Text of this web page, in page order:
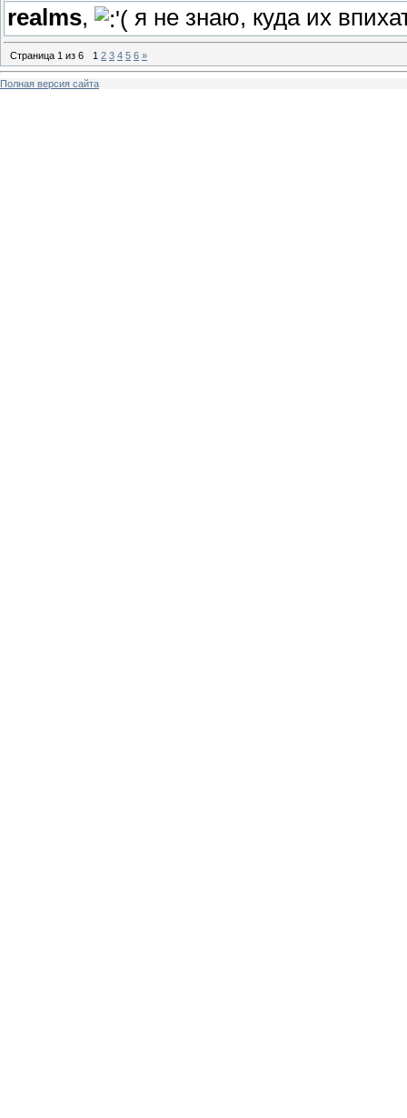
realms, я не знаю, куда их
Страница 1 из 6 1 2 3 4 5 6 »
Полная версия сайта